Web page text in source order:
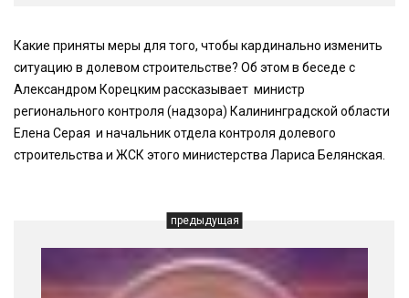
Какие приняты меры для того, чтобы кардинально изменить
ситуацию в долевом строительстве? Об этом в беседе с
Александром Корецким рассказывает министр
регионального контроля (надзора) Калининградской области
Елена Серая и начальник отдела контроля долевого
строительства и ЖСК этого министерства Лариса Белянская.
предыдущая